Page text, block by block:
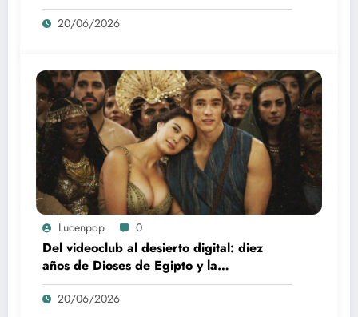
20/06/2026
Lucenpop 0
Del videoclub al desierto digital: diez
años de Dioses de Egipto y la
desaparición del blockbuster sin
complejos
20/06/2026